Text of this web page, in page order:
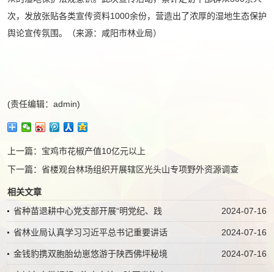
次，发放张贴各类宣传资料1000余份，营造出了浓厚的湿地生态保护
舆论宣传氛围。（来源：咸阳市林业局）
(责任编辑：admin)
上一篇： 宝鸡市花椒产值10亿元以上
下一篇： 省楼观台林场组织开展辖区光头山专项野外资源调查
相关文章
2024-07-16
省种苗退耕中心党支部开展“明党纪、践
2024-07-16
省林业局认真学习习近平总书记重要讲话
2024-07-16
金钱豹携双胞胎幼崽悠游于陕西佛坪秘境